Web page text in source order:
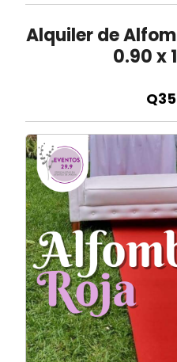
Alquiler de
0.90 x